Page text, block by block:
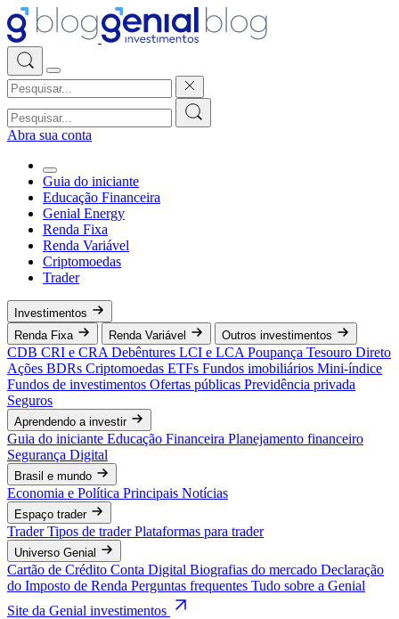
Abra sua conta
Guia do iniciante
Educação Financeira
Genial Energy
Renda Fixa
Renda Variável
Criptomoedas
Trader
Investimentos
Renda Fixa
Renda Variável Outros investimentos
CDB CRI e CRA Debêntures LCI e LCA Poupança Tesouro Direto
Ações BDRs Criptomoedas ETFs Fundos imobiliários Mini-índice
Fundos de investimentos Ofertas públicas Previdência privada
Seguros
Aprendendo a investir
Guia do iniciante Educação Financeira Planejamento financeiro
Segurança Digital
Brasil e mundo
Economia e Política Principais Notícias
Espaço trader
TraderTipos de traderPlataformas para trader
Universo Genial
Cartão de Crédito Conta Digital Biografias do mercado Declaração
do Imposto de Renda Perguntas frequentes Tudo sobre a Genial
Site da Genial investimentos